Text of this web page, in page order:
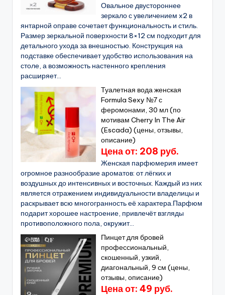
Овальное двустороннее
зеркало с увеличением x2 в
янтарной оправе сочетает функциональность и стиль.
Размер зеркальной поверхности 8×12 см подходит для
детального ухода за внешностью. Конструкция на
подставке обеспечивает удобство использования на
столе, а возможность настенного крепления
расширяет...
Туалетная вода женская
Formula Sexy №7 с
феромонами, 30 мл (по
мотивам Cherry In The Air
(Escada) (цены, отзывы,
описание)
Цена от: 208 руб.
Женская парфюмерия имеет
огромное разнообразие ароматов: от лёгких и
воздушных до интенсивных и восточных. Каждый из них
является отражением индивидуальности владелицы и
раскрывает всю многогранность её характера.Парфюм
подарит хорошее настроение, привлечёт взгляды
противоположного пола, окружит...
Пинцет для бровей
профессиональный,
скошенный, узкий,
диагональный, 9 см (цены,
отзывы, описание)
Цена от: 49 руб.